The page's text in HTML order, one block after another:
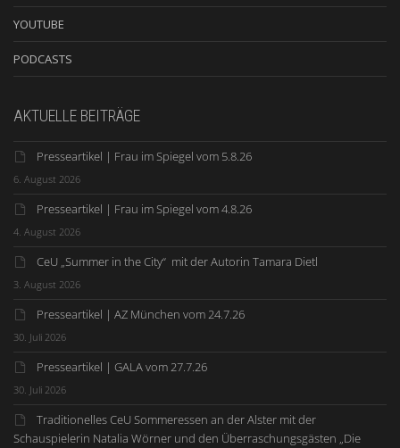
YOUTUBE
PODCASTS
AKTUELLE BEITRÄGE
Presseartikel | Frau im Spiegel vom 5.8.26
6. August 2026
Presseartikel | Frau im Spiegel vom 4.8.26
4. August 2026
CeU „Summer in the City“ mit der Autorin Tamara Dietl
3. August 2026
Presseartikel | AZ München vom 24.7.26
30. Juli 2026
Presseartikel | GALA vom 27.7.26
30. Juli 2026
Traditionelles CeU Sommeressen an der Alster mit der
Schauspielerin Natalia Wörner und den Überraschungsgästen „Die